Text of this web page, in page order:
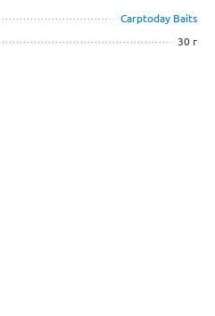
Carptoday Baits
30 г